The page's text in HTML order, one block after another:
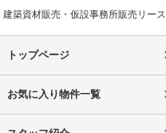
建築資材販売・仮設事務所販売リース
トップページ
お気に入り物件一覧